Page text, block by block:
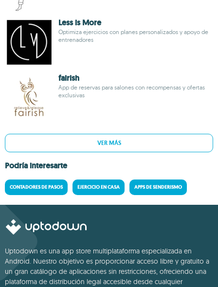
Less is More
Optimiza ejercicios con planes personalizados y apoyo de
entrenadores
fairish
App de reservas para salones con recompensas y ofertas
exclusivas
VER MÁS
Podría interesarte
CONTADORES DE PASOS EJERCICIO EN CASA APPS DE SENDERISMO
Uptodown es una app store multiplataforma especializada en
Android. Nuestro objetivo es proporcionar acceso libre y gratuito a
un gran catálogo de aplicaciones sin restricciones, ofreciendo una
plataforma de distribución legal accesible desde cualquier